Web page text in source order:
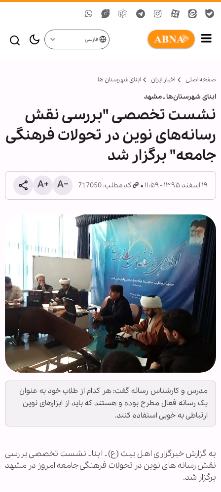
فارسی
صفحه اصلی اخبار ایران ابنای شهرستان ها
ابنای شهرستان‌ها ـ مشهد
نشست تخصصی "بررسی نقش
رسانه‌های نوین در تحولات فرهنگی
جامعه" برگزار شد
۱۹ اسفند ۱۳۹۵ - ۱۱:۵۹ کد مطلب: 717050
مدرس و کارشناس رسانه گفت: هر کدام از طلاب خود به عنوان
یک رسانه فعال مطرح بوده و هستند که باید از ابزارهای نوین
ارتباطی به خوبی استفاده کنند.
به گزارش خبرگزاری اهل بیت (ع) ـ ابنا ـ نشست تخصصی بررسی
نقش رسانه های نوین در تحولات فرهنگی جامعه امروز در مشهد
برگزار شد.